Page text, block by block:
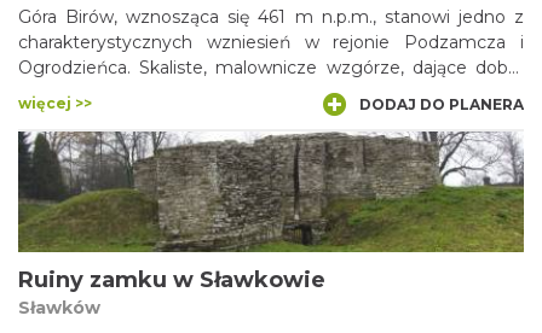
Góra Birów, wznosząca się 461 m n.p.m., stanowi jedno z
charakterystycznych wzniesień w rejonie Podzamcza i
Ogrodzieńca. Skaliste, malownicze wzgórze, dające dobry
widok na okolicę było już od czasów neolitu miejscem
osadnictwa. Szczególnie partie wierzchołkowe wzniesienia,
tworzące nieckę otoczoną wapiennymi ostańcami,
dodawały temu miejscu istotnych walorów obronnych.
Obecnie możemy tu oglądać rekonstrukcję grodziska
słowiańskiego.
więcej >> DODAJ DO PLANERA
Ruiny zamku w Sławkowie
Sławków